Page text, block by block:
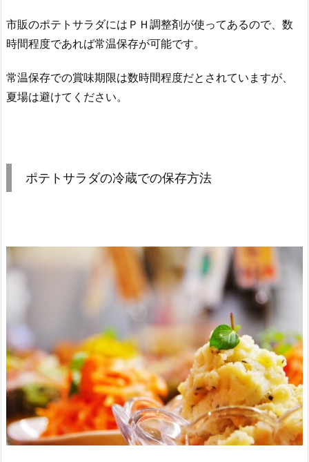
市販のポテトサラダにはＰＨ調整剤が使ってあるので、数
時間程度であれば常温保存が可能です。
常温保存での賞味期限は数時間程度だとされていますが、
夏場は避けてください。
ポテトサラダの冷蔵での保存方法